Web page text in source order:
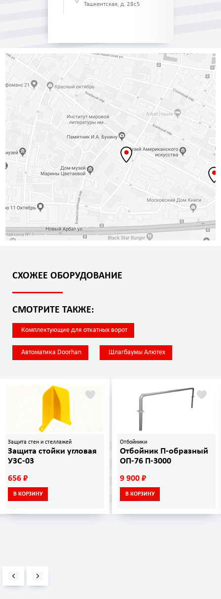
Ташкентская, д. 28с5
СХОЖЕЕ ОБОРУДОВАНИЕ
СМОТРИТЕ ТАКЖЕ:
Комплектующие для откатных ворот
Автоматика Doorhan Шлагбаумы Алютех
Защита стен и стеллажей
Защита стойки угловая
УЗС-03
656 ₽
В КОРЗИНУ
Отбойники
Отбойник П-образный
ОП-76 П-3000
9 900 ₽
В КОРЗИНУ